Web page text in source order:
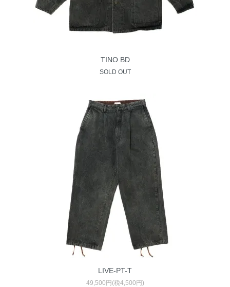
TINO BD
SOLD OUT
LIVE-PT-T
49,500円(税4,500円)